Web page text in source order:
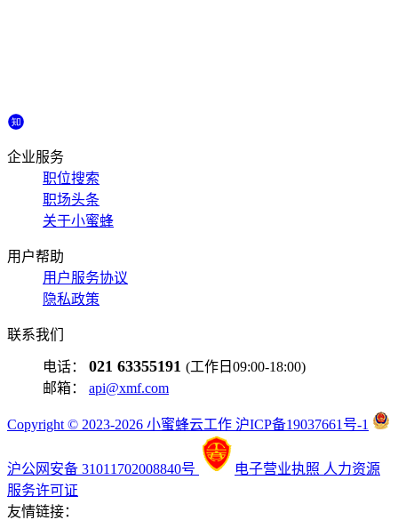
企业服务
职位搜索
职场头条
关于小蜜蜂
用户帮助
用户服务协议
隐私政策
联系我们
电话： 021 63355191 (工作日09:00-18:00)
邮箱： api@xmf.com
Copyright © 2023-2026 小蜜蜂云工作 沪ICP备19037661号-1
沪公网安备 31011702008840号 电子营业执照 人力资源
服务许可证
友情链接：